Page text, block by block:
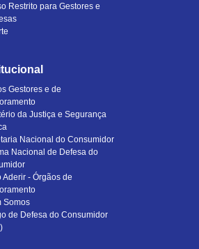
Restrito para Gestores e
Gestores e de
da Justiça e Segurança
Nacional do Consumidor
Nacional de Defesa do
Aderir - Órgãos de
Somos
de Defesa do Consumidor